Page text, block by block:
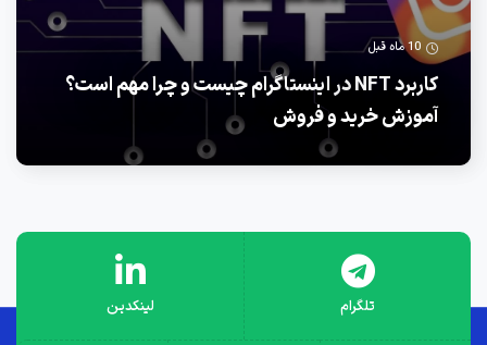
10 ماه قبل
کاربرد NFT در اینستاگرام چیست و چرا مهم است؟
آموزش خرید و فروش
تلگرام لینکدین